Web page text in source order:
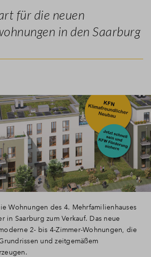
für die neuen
in den Saarburg
Wohnungen des 4. Mehrfamilienhauses
in Saarburg zum Verkauf. Das neue
2- bis 4-Zimmer-Wohnungen, die
und zeitgemäßem